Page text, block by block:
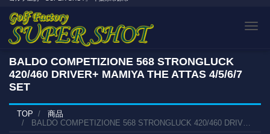
BALDO COMPETIZIONE 568 STRONGLUCK
420/460 DRIVER+ MAMIYA THE ATTAS 4/5/6/7
SET
TOP
商品
BALDO COMPETIZIONE 568 STRONGLUCK 420/460 DRIVER+ MAMIYA THE ATTAS 4/5/6/7 SET